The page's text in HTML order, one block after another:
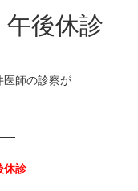
後休診
師の診察が
休診